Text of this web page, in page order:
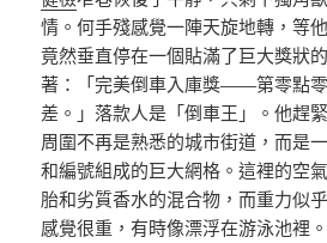
情。何手殘感覺一陣天旋地轉，等
竟然垂直停在一個貼滿了巨大獎狀
著：「完美倒車入庫獎——第零點
差。」落款人是「倒車王」。他趕
周圍不再是熟悉的城市街道，而是
和編號組成的巨大網格。這裡的空
胎和劣質香水的混合物，而重力似
感覺很重，有時像漂浮在游泳池裡